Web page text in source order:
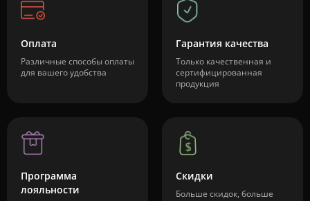
Оплата
Различные способы оплаты
для вашего удобства
Гарантия качества
Только качественная и
сертифицированная
продукция
Программа
лояльности
Скидки
Больше скидок, больше